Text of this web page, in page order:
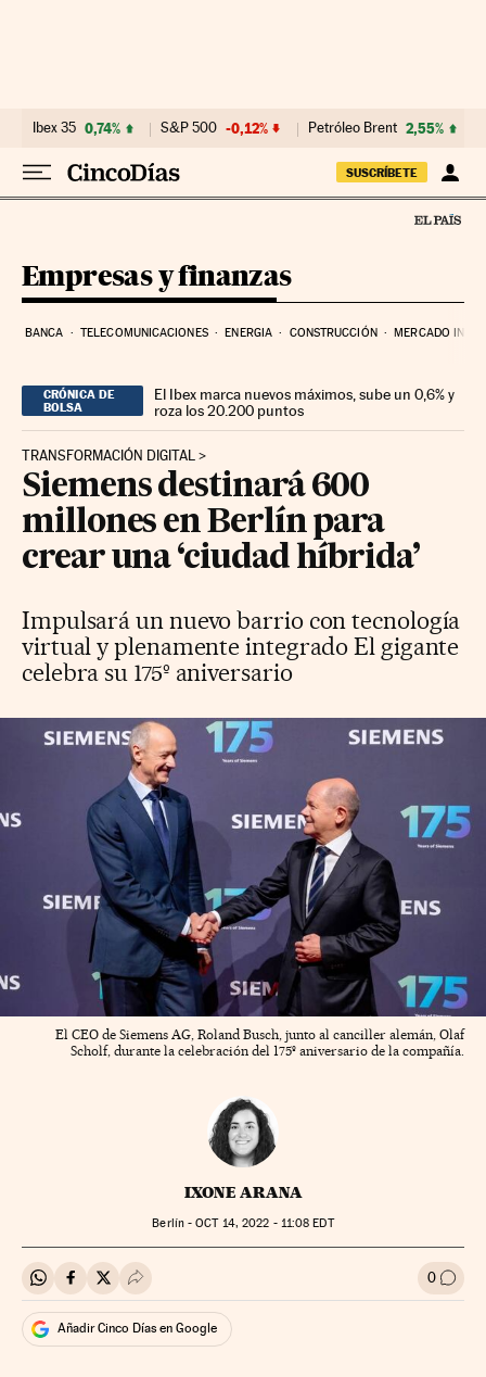
Ibex 35 0,74% S&P 500 -0,12% Petróleo Brent 2,55%
SUSCRÍBETE
Empresas y finanzas
BANCA TELECOMUNICACIONES ENERGIA CONSTRUCCIÓN MERCADO
CRÓNICA DE
BOLSA
El Ibex marca nuevos máximos, sube un 0,6% y
roza los 20.200 puntos
TRANSFORMACIÓN DIGITAL
Siemens destinará 600
millones en Berlín para
crear una ‘ciudad híbrida’
Impulsará un nuevo barrio con tecnología
virtual y plenamente integrado El gigante
celebra su 175º aniversario
El CEO de Siemens AG, Roland Busch, junto al canciller alemán, Olaf
Scholf, durante la celebración del 175º aniversario de la compañía.
IXONE ARANA
Berlín -OCT14, 2022 - 11:08 EDT
Compartir en Whatsapp
Compartir en Facebook
Compartir en Twitter
Desplegar Redes Sociales 0 Ir a
Añadir Cinco Días en Google